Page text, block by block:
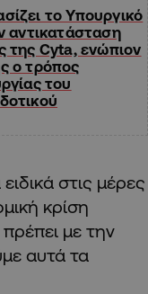
το Υπουργικό
αντικατάσταση
της Cyta, ενώπιον
ο τρόπος
του
στις μέρες
κρίση
με την
αυτά τα